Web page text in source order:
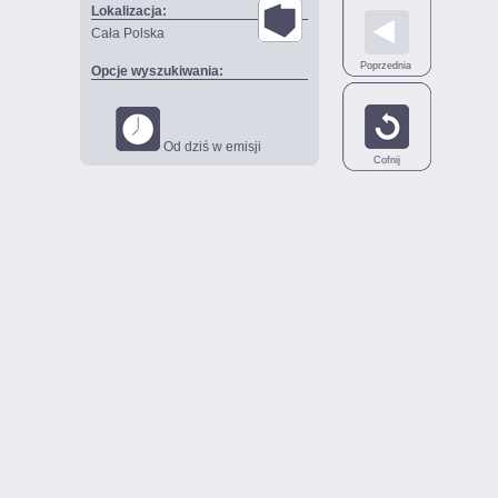
Lokalizacja:
Cała Polska
Opcje wyszukiwania:
Od dziś w emisji
Poprzednia
Cofnij